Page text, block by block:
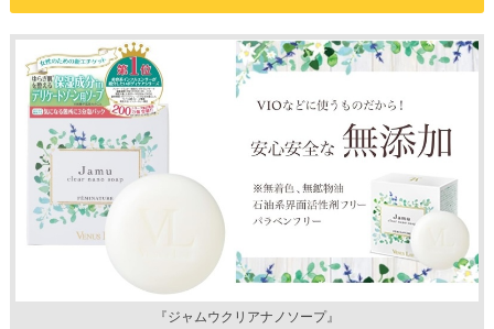
『ジャムウクリアナノソープ』